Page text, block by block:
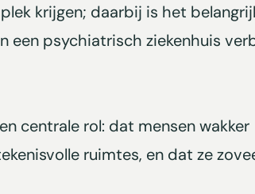
krijgen; daarbij is het
een psychiatrisch ziekenhuis
centrale rol: dat mensen wakker
ruimtes, en dat ze